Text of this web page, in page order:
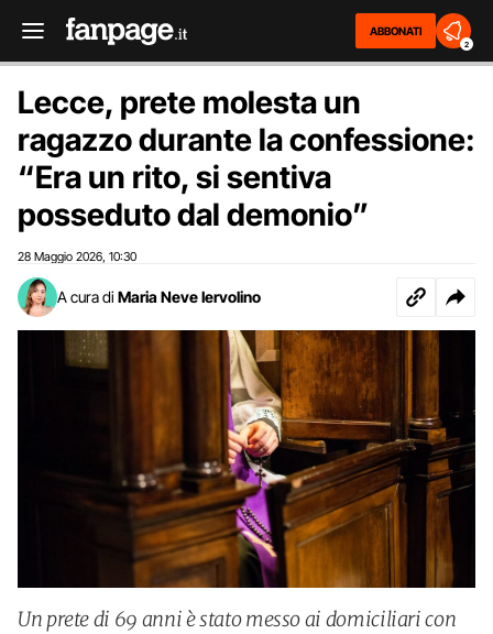
ABBONATI
2
Lecce, prete molesta un
ragazzo durante la confessione:
“Era un rito, si sentiva
posseduto dal demonio”
28 Maggio 2026 10:30
A cura di Maria Neve Iervolino
Un prete di 69 anni è stato messo ai domiciliari con